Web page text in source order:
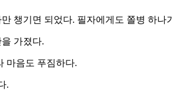
챙기면 되었다. 필자에게도 쫄병 하나
가졌다.
마음도 푸짐하다.
.